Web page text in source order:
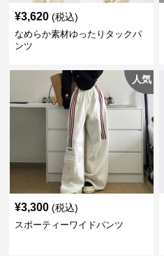
¥3,620 (税込)
なめらか素材ゆったりタックパ
ンツ
人気
¥3,300 (税込)
スポーティーワイドパンツ